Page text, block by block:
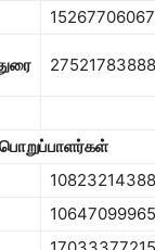
15267706067
27521783888
பொறுப்பாளர்கள்
10823214388
10647099965